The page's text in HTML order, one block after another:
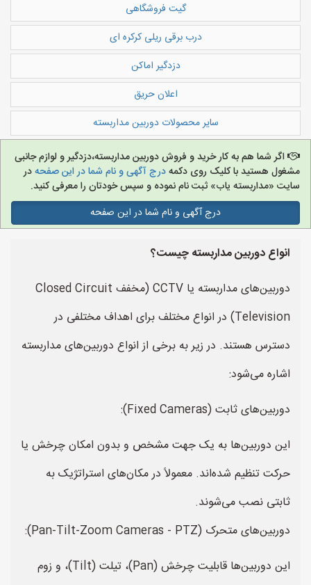
گیت فروشگاهی
درب برقی ریلی کرکره ای
دزدگیر اماکن
اعلان حریق
سایر محصولات دوربین مداربسته
اگر شما هم به کار خرید و فروش دوربین مداربسته،دزدگیر و لوازم جانبی
مشغول هستید با کلیک روی دکمهدرج آگهی و نام شما در این صفحهدر
سایت «مداربسته یاب» ثبت نام نموده و سپس خودتان را معرفی کنید.
درج آگهی و نام شما در این صفحه
انواع دوربین مداربسته چیست؟
دوربین‌های مداربسته یا CCTV (مخفف Closed Circuit
Television) در انواع مختلف برای اهداف مختلفی در
دسترس هستند. در زیر به برخی از انواع دوربین‌های مداربسته
اشاره می‌شود:
دوربین‌های ثابت (Fixed Cameras):
این دوربین‌ها به یک جهت مشخص و بدون امکان چرخش یا
حرکت تنظیم شده‌اند. معمولاً در مکان‌های استراتژیک به
ثابتی نصب می‌شوند.
دوربین‌های متحرک (Pan-Tilt-Zoom Cameras - PTZ):
این دوربین‌ها قابلیت چرخش (Pan)، تیلت (Tilt)، و زوم